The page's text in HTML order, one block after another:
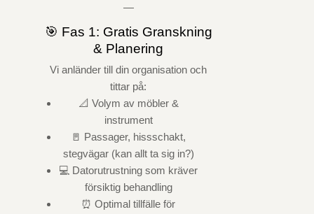
—
🎯 Fas 1: Gratis Granskning
& Planering
Vi anländer till din organisation och
tittar på:
📐 Volym av möbler &
instrument
🚪 Passager, hissschakt,
stegvägar (kan allt ta sig in?)
💻 Datorutrustning som kräver
försiktig behandling
⏰ Optimal tillfälle för